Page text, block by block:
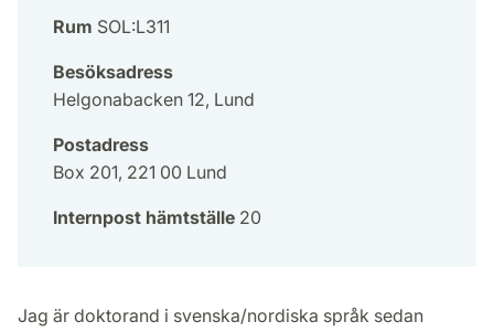
Rum SOL:L311
Besöksadress
Helgonabacken 12, Lund
Postadress
Box 201, 221 00 Lund
Internpost hämtställe 20
Jag är doktorand i svenska/nordiska språk sedan